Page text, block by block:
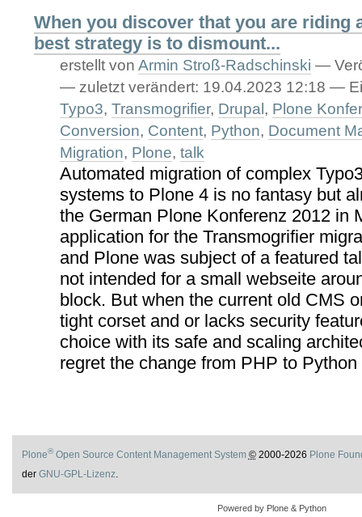
When you discover that you are riding
best strategy is to dismount...
erstellt vonArmin Stroß-Radschinski —
— zuletzt verändert: 19.04.2023 12:18—
Typo3,Transmogrifier, Drupal , Plone
Conversion, Content, Python, Document
Migration, Plone,talk
Automated migration of complex
systems to Plone 4 is no fantasy but
the German Plone Konferenz 2012 in
application for the Transmogrifier
and Plone was subject of a featured
not intended for a small webseite
block. But when the current old CMS
tight corset and or lacks security
choice with its safe and scaling
regret the change from PHP to
Plone®Open Source Content Management System ©2000-2026 Plone
der GNU-GPL-Lizenz.
Powered by Plone & Python